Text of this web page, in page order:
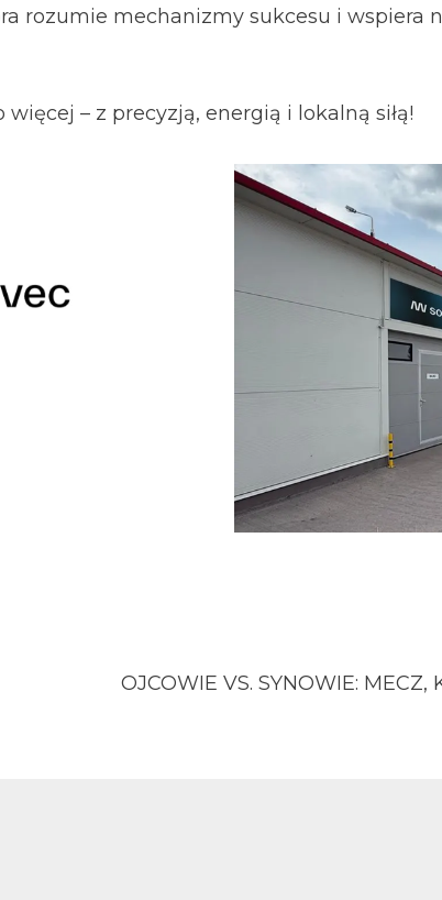
rozumie mechanizmy sukcesu i wspiera
– z precyzją, energią i lokalną siłą!
OJCOWIE VS. SYNOWIE: MECZ,